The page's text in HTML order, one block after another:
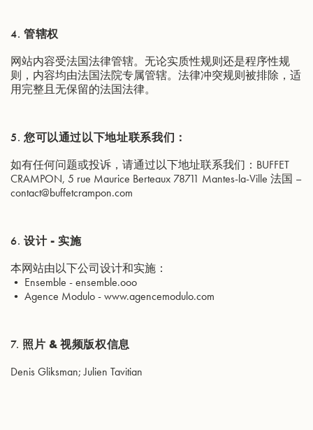
4. 管辖权
网站内容受法国法律管辖。无论实质性规则还是程序性规
则，内容均由法国法院专属管辖。法律冲突规则被排除，适
用完整且无保留的法国法律。
5. 您可以通过以下地址联系我们：
如有任何问题或投诉，请通过以下地址联系我们：BUFFET
CRAMPON, 5 rue Maurice Berteaux 78711 Mantes-la-Ville 法国 –
contact@buffetcrampon.com
6. 设计 - 实施
本网站由以下公司设计和实施：
• Ensemble - ensemble.ooo
• Agence Modulo -www.agencemodulo.com
7. 照片 & 视频版权信息
Denis Gliksman; Julien Tavitian